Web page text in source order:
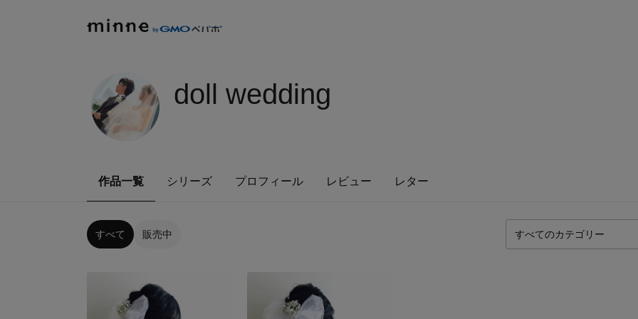
doll wedding
作品一覧 シリーズ プロフィール レビュー レター
すべて 販売中